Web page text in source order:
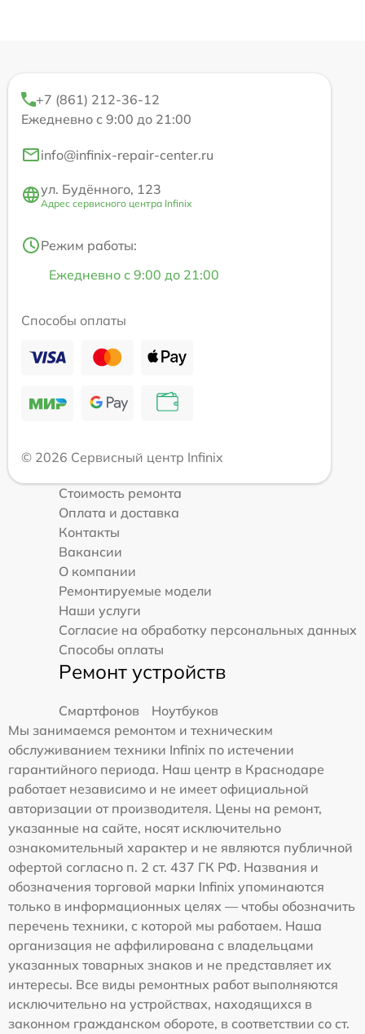
+7 (861) 212-36-12
Ежедневно с 9:00 до 21:00
info@infinix-repair-center.ru
ул. Будённого, 123
Адрес сервисного центра Infinix
Режим работы:
Ежедневно с 9:00 до 21:00
Способы оплаты
© 2026 Сервисный центр Infinix
Стоимость ремонта
Оплата и доставка
Контакты
Вакансии
О компании
Ремонтируемые модели
Наши услуги
Согласие на обработку персональных данных
Способы оплаты
Ремонт устройств
Смартфонов
Ноутбуков
Мы занимаемся ремонтом и техническим
обслуживанием техники Infinix по истечении
гарантийного периода. Наш центр в Краснодаре
работает независимо и не имеет официальной
авторизации от производителя. Цены на ремонт,
указанные на сайте, носят исключительно
ознакомительный характер и не являются публичной
офертой согласно п. 2 ст. 437 ГК РФ. Названия и
обозначения торговой марки Infinix упоминаются
только в информационных целях — чтобы обозначить
перечень техники, с которой мы работаем. Наша
организация не аффилирована с владельцами
указанных товарных знаков и не представляет их
интересы. Все виды ремонтных работ выполняются
исключительно на устройствах, находящихся в
законном гражданском обороте, в соответствии со ст.